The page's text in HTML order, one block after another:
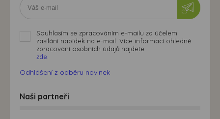
Souhlasím se zpracováním e-mailu za účelem
zasílání nabídek na e-mail. Více informací ohledně
zpracování osobních údajů najdete
zde.
Odhlášení z odběru novinek
Naši partneři